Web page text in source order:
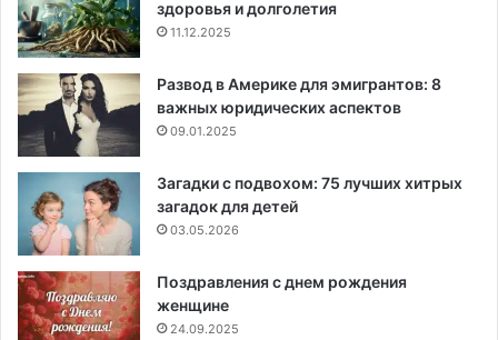
здоровья и долголетия
11.12.2025
Развод в Америке для эмигрантов: 8
важных юридических аспектов
09.01.2025
Загадки с подвохом: 75 лучших хитрых
загадок для детей
03.05.2026
Поздравления с днем рождения
женщине
24.09.2025